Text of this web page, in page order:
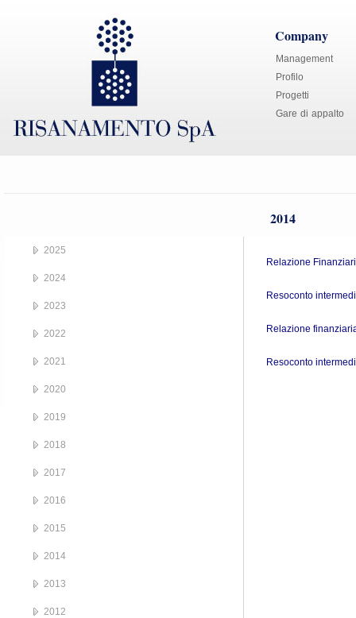
Company
Management
Profilo
Progetti
Gare di appalto
2014
Relazione
Resoconto
Relazione
Resoconto
2025
2024
2023
2022
2021
2020
2019
2018
2017
2016
2015
2014
2013
2012